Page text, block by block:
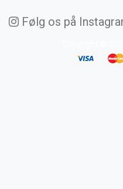
Følg os på